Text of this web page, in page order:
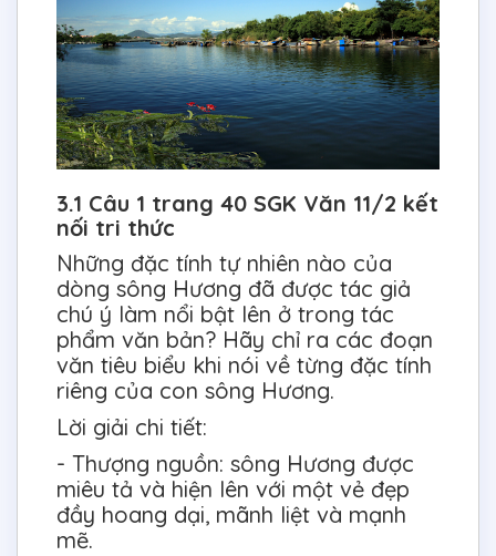
3.1 Câu 1 trang 40 SGK Văn 11/2 kết
nối tri thức
Những đặc tính tự nhiên nào của
dòng sông Hương đã được tác giả
chú ý làm nổi bật lên ở trong tác
phẩm văn bản? Hãy chỉ ra các đoạn
văn tiêu biểu khi nói về từng đặc tính
riêng của con sông Hương.
Lời giải chi tiết:
- Thượng nguồn: sông Hương được
miêu tả và hiện lên với một vẻ đẹp
đầy hoang dại, mãnh liệt và mạnh
mẽ.